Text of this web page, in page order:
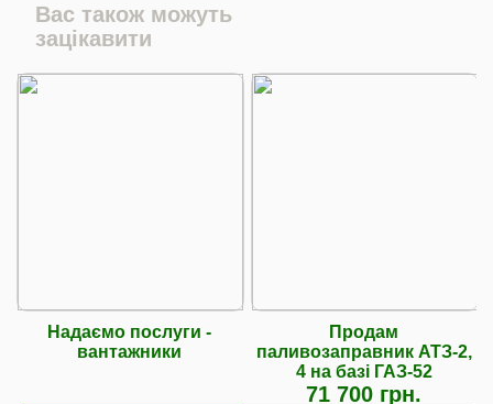
Вас також можуть
зацікавити
Надаємо послуги -
вантажники
Продам
паливозаправник АТЗ-2,
4 на базі ГАЗ-52
71 700 грн.